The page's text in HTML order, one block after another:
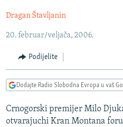
Pređite
na
navigaciju
Pređite
na
pretragu
SRBIJA
KOSOVO
CRNA GORA
VIZUELNO
VIDEO
FOTOGALERIJE
INFOGRAFIKE
PODCASTI
RAT U UKRAJINI
Dragan Štavljanin
20. februar/veljača, 2006.
Podijelite
Dodajte Radio Slobodna Evropa u vaš
Crnogorski premijer Milo
otvarajuchi Kran Montana